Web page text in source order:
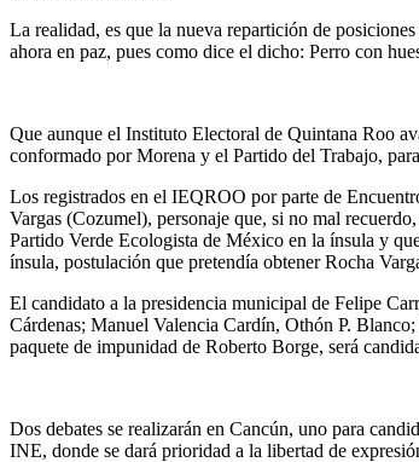
La realidad, es que la nueva repartición de
ahora en paz, pues como dice el dicho: Perro con
Que aunque el Instituto Electoral de Quintana Roo
conformado por Morena y el Partido del Trabajo,
Los registrados en el IEQROO por parte de
Vargas (Cozumel), personaje que, si no mal
Partido Verde Ecologista de México en la ínsula y
ínsula, postulación que pretendía obtener Rocha
El candidato a la presidencia municipal de Felipe
Cárdenas; Manuel Valencia Cardín, Othón P.
paquete de impunidad de Roberto Borge, será
Dos debates se realizarán en Cancún, uno para
INE, donde se dará prioridad a la libertad de